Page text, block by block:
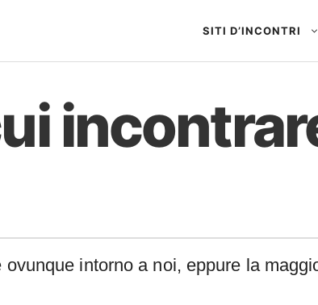
SITI D’INCONTRI
intorno a noi, eppure la